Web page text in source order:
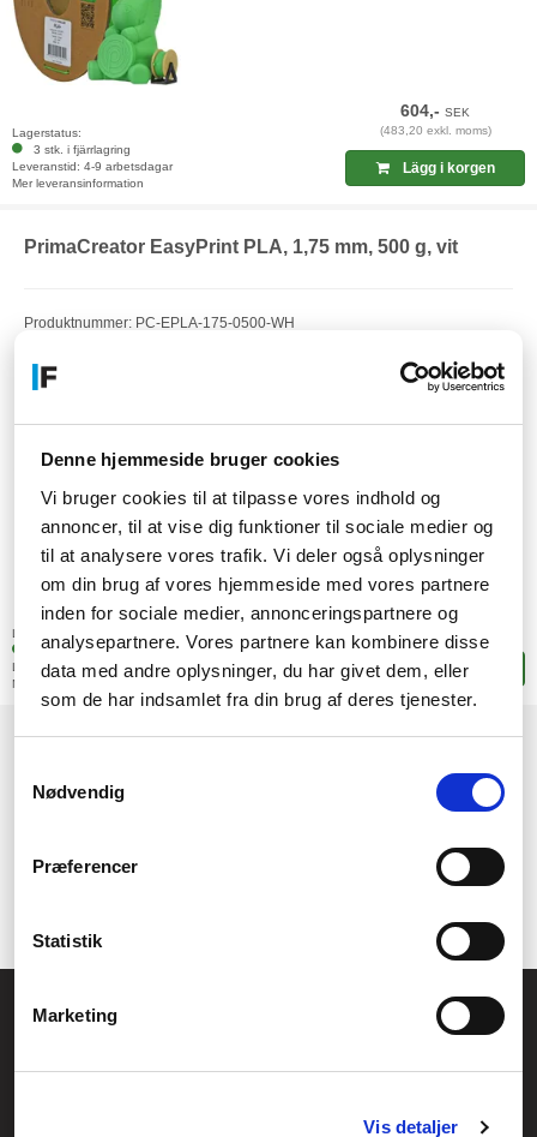
Denne hjemmeside bruger cookies
Vi bruger cookies til at tilpasse vores indhold og
annoncer, til at vise dig funktioner til sociale medier og
til at analysere vores trafik. Vi deler også oplysninger
om din brug af vores hjemmeside med vores partnere
inden for sociale medier, annonceringspartnere og
analysepartnere. Vores partnere kan kombinere disse
data med andre oplysninger, du har givet dem, eller
som de har indsamlet fra din brug af deres tjenester.
Nødvendig
Præferencer
Statistik
Marketing
Vis detaljer
Lagerstatus:
3 stk. i fjärrlagring
Leveranstid: 4-9 arbetsdagar
Mer leveransinformation
604,-SEK
(483,20 exkl. moms)
Lägg i korgen
PrimaCreator EasyPrint PLA, 1,75 mm, 500 g, vit
Produktnummer: PC-EPLA-175-0500-WH
Artikelnummer: F17254248
Lagerstatus:
1 stk. i fjärrlagring
Leveranstid: 4-9 arbetsdagar
Mer leveransinformation
603,-SEK
Lägg i korgen
Allmänna frågor: